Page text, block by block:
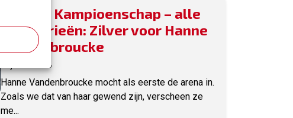
Vlaams Kampioenschap – alle
categorieën: Zilver voor Hanne
Vandenbroucke
28 januari 2026
Hanne Vandenbroucke mocht als eerste de arena in.
Zoals we dat van haar gewend zijn, verscheen ze
me...